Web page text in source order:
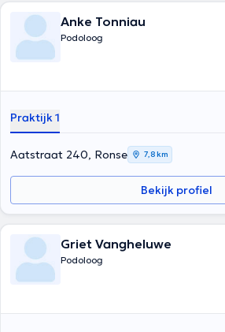
Anke Tonniau
Podoloog
Praktijk 1
Aatstraat 240, Ronse 7,8 km
Bekijk profiel
Griet Vangheluwe
Podoloog